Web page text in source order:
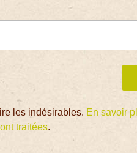
les indésirables. En savoir
traitées.